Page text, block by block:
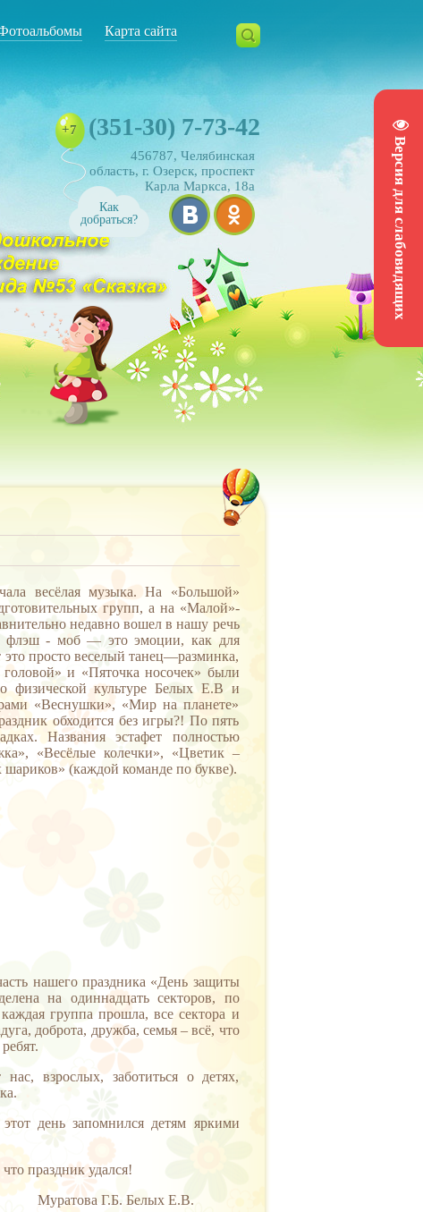
Версия для слабовидящих
Карта сайта
+7 (351-30) 7-73-42
456787, Челябинская
область, г. Озерск, проспект
Карла Маркса, 18а
Как
добраться?
весёлая музыка. На «Большой»
групп, а на «Малой»-
недавно вошел в нашу речь
флэш - моб — это эмоции, как для
просто веселый танец—разминка,
и «Пяточка носочек» были
физической культуре Белых Е.В и
«Веснушки», «Мир на планете»
обходится без игры?! По пять
Названия эстафет полностью
«Весёлые колечки», «Цветик –
(каждой команде по букве).
нашего праздника «День защиты
на одиннадцать секторов, по
группа прошла, все сектора и
доброта, дружба, семья – всё, что
взрослых, заботиться о детях,
день запомнился детям яркими
праздник удался!
Е.В.